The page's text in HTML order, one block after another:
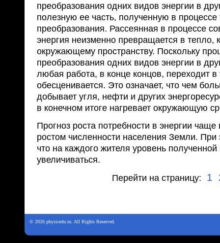
преобразования одних видов энергии в
полезную ее часть, полученную в процессе
преобразования. Рассеянная в процессе
энергия неизменно превращается в тепло,
окружающему пространству. По­скольку
преобразования одних видов энергии в
любая работа, в конце концов, переходит в
обесценивается. Это означает, что чем
добывает угля, нефти и других
в конечном итоге нагревает окружающую
Прогноз роста потребности в энергии
ростом численности населения Земли. При
что на каждого жителя уровень полученной
увеличиваться.
Перейти на страницу:
1
© 2026 physicedu.ru. All Rights Reserved.